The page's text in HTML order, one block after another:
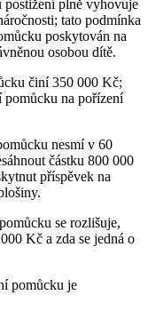
postižení plně vyhovuje
tato podmínka
poskytován na
osobou dítě.
činí 350 000 Kč;
na pořízení
nesmí v 60
částku 800 000
příspěvek na
se rozlišuje,
Kč a zda se jedná o
pomůcku je